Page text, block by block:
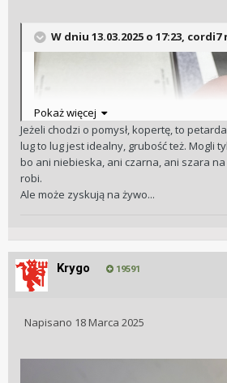
W dniu 13.03.2025 o 17:23, cordi7
Pokaż więcej
Jeżeli chodzi o pomysł, kopertę, to
lug to lug jest idealny, grubość też. Mogli
bo ani niebieska, ani czarna, ani szara
robi.
Ale może zyskują na żywo...
Krygo 19591
Napisano 18 Marca 2025